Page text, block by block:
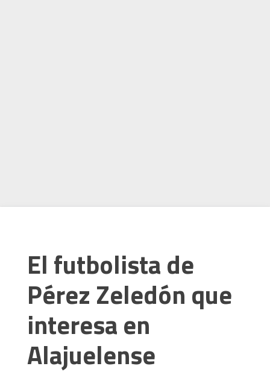
El futbolista de
Pérez Zeledón que
interesa en
Alajuelense